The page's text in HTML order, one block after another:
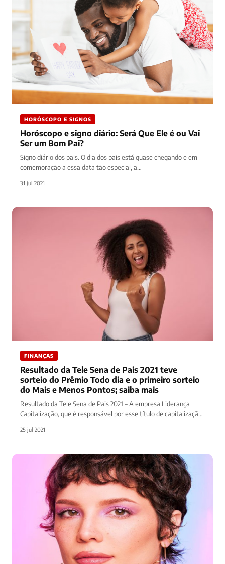
HORÓSCOPO E SIGNOS
Horóscopo e signo diário: Será Que Ele é ou Vai
Ser um Bom Pai?
Signo diário dos pais. O dia dos pais está quase chegando e em
comemoração a essa data tão especial, a…
31 jul 2021
FINANÇAS
Resultado da Tele Sena de Pais 2021 teve
sorteio do Prêmio Todo dia e o primeiro sorteio
do Mais e Menos Pontos; saiba mais
Resultado da Tele Sena de Pais 2021 – A empresa Liderança
Capitalização, que é responsável por esse título de capitalização,
25 jul 2021